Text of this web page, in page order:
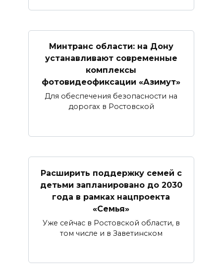
Минтранс области: на Дону
устанавливают современные
комплексы
фотовидеофиксации «Азимут»
Для обеспечения безопасности на
дорогах в Ростовской
Расширить поддержку семей с
детьми запланировано до 2030
года в рамках нацпроекта
«Семья»
Уже сейчас в Ростовской области, в
том числе и в Заветинском